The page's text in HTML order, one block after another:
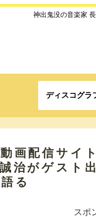
神出鬼没の音楽家
ディスコグラ
画配信サイ
治がゲスト
る
スポ